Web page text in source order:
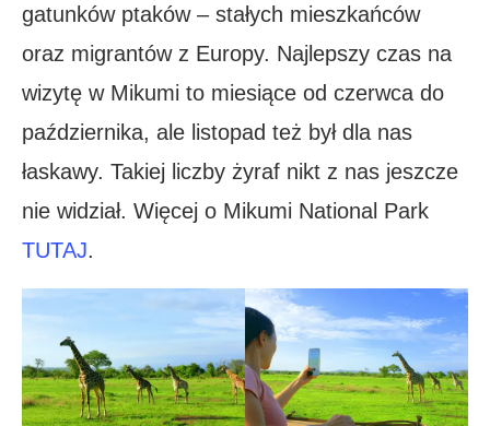
gatunków ptaków – stałych mieszkańców
oraz migrantów z Europy. Najlepszy czas na
wizytę w Mikumi to miesiące od czerwca do
października, ale listopad też był dla nas
łaskawy. Takiej liczby żyraf nikt z nas jeszcze
nie widział. Więcej o Mikumi National Park
TUTAJ.